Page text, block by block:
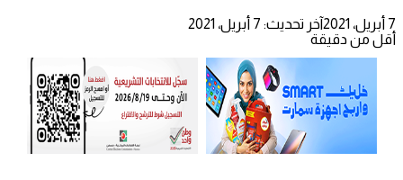
7 أبريل، 2021
آخر تحديث: 7 أبريل، 2021
أقل من دقيقة